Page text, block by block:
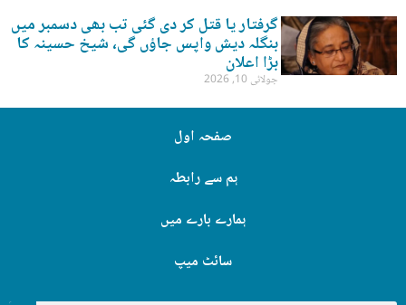
گرفتار یا قتل کر دی گئی تب بھی دسمبر میں
بنگلہ دیش واپس جاؤں گی، شیخ حسینہ کا
بڑا اعلان
جولائی 10, 2026
صفحہ اول
ہم سے رابطہ
ہمارے بارے میں
سائٹ میپ